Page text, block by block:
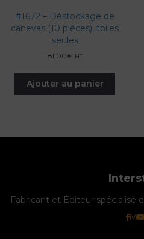
#1672 – Déstockage de
canevas (10 pièces), toiles
seules
81,00€ HT
Ajouter au panier
Fabricant et Éditeur spécialisé